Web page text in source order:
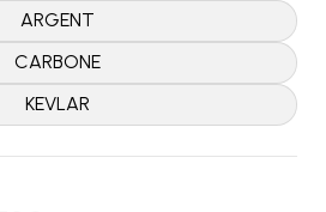
ARGENT
CARBONE
KEVLAR